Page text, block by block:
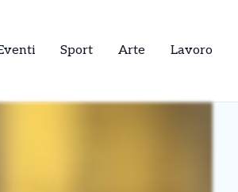
Sport Arte Lavoro